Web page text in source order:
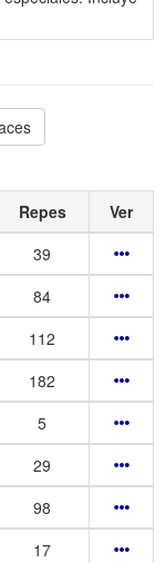
Repes
Ver
39
84
112
182
5
29
98
17